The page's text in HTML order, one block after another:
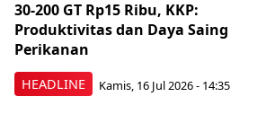
HEADLINE
30-200 GT Rp15 Ribu, KKP:
Produktivitas dan Daya Saing
Perikanan
Kamis, 16 Jul 2026 - 14:35